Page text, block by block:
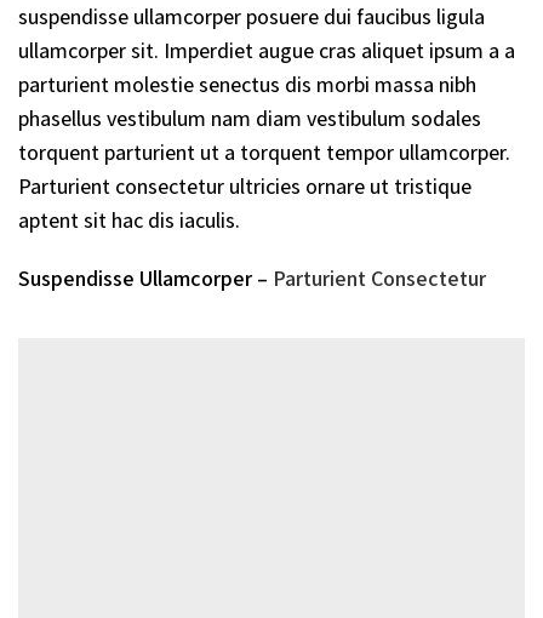
suspendisse ullamcorper posuere dui faucibus ligula
ullamcorper sit. Imperdiet augue cras aliquet ipsum a a
parturient molestie senectus dis morbi massa nibh
phasellus vestibulum nam diam vestibulum sodales
torquent parturient ut a torquent tempor ullamcorper.
Parturient consectetur ultricies ornare ut tristique
aptent sit hac dis iaculis.
Suspendisse Ullamcorper – Parturient Consectetur